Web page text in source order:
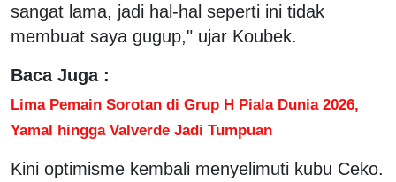
sangat lama, jadi hal-hal seperti ini tidak
membuat saya gugup," ujar Koubek.
Baca Juga :
Lima Pemain Sorotan di Grup H Piala Dunia 2026,
Yamal hingga Valverde Jadi Tumpuan
Kini optimisme kembali menyelimuti kubu Ceko.